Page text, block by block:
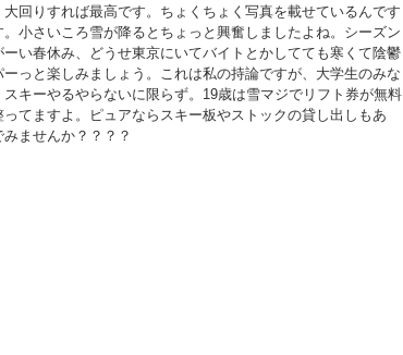
回りすれば最高です。ちょくちょく写真を載せているんです
小さいころ雪が降るとちょっと興奮しましたよね。シーズン
い春休み、どうせ東京にいてバイトとかしてても寒くて陰鬱
っと楽しみましょう。これは私の持論ですが、大学生のみな
キーやるやらないに限らず。19歳は雪マジでリフト券が無料
てますよ。ピュアならスキー板やストックの貸し出しもあ
ませんか？？？？